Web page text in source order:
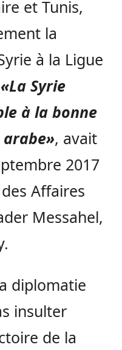
et Tunis,
la
à la Ligue
«La Syrie
à la bonne
, avait
2017
Affaires
Messahel,
diplomatie
insulter
de la